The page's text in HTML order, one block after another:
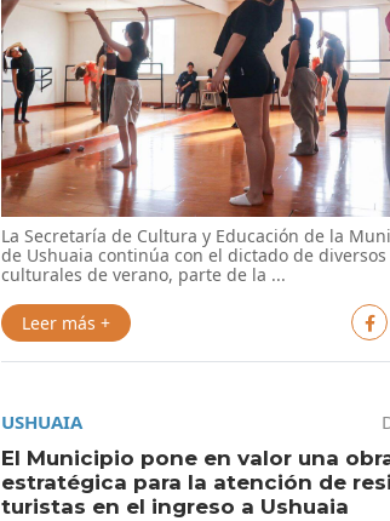
La Secretaría de Cultura y Educación de la
de Ushuaia continúa con el dictado de
culturales de verano, parte de la ...
Leer más +
USHUAIA
El Municipio pone en valor una
estratégica para la atención de
turistas en el ingreso a Ushuaia